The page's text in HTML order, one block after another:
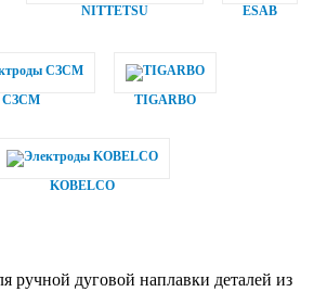
NITTETSU ESAB
СЗСМ TIGARBO
KOBELCO
ручной дуговой наплавки деталей из